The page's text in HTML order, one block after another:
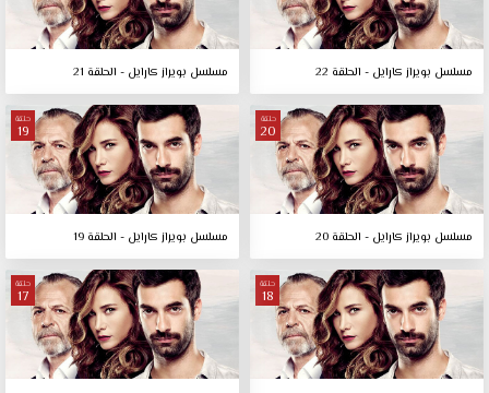
مسلسل بويراز كارايل - الحلقة 22 مسلسل بويراز كارايل - الحلقة 21
حلقة
20
مسلسل بويراز كارايل - الحلقة 20
حلقة
19
مسلسل بويراز كارايل - الحلقة 19
حلقة
18
حلقة
17